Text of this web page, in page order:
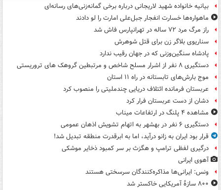
بیانیه خانواده شهید لاریجانی درباره برخی گمانه‌زنی‌های رسانه‌ای
ماهواره‌ها خسارت انفجار جبل‌علی امارت را لو دادند
راز مرگ مرد ۷۲ ساله در تهرانپارس فاش شد
سناریوی بلاگر زن برای قتل شوهرش
پادشاه سنگین‌وزنی که در جهان رقیب ندارد
دستگیری ۸ نفر از اشرار مسلح شاخص و مرتبطین گروهک های تروریستی
موج بارش‌های تابستانه در راه ۱۱ استان
عربستان فرمانده ائتلاف دریایی چندملیتی را منصوب کرد
دشان از دست عربستان فرار کرد
مشاهده ۴ پلنگ در ارتفاعات میناب
دستگیری ۶ نفر در بهشهر به اتهام تشویش اذهان عمومی
قرار بود ایران به زانو درآید، اما به ابرقدرت منطقه تبدیل شد!
درگیری لفظی ترامپ و هگزث بر سر کمبود ذخایر موشکی
آهوی ایرانی
ونس: ایرانی‌ها مذاکره‌کنندگان سرسختی هستند
۸۰۰ سازۀ آمریکایی خاکستر شد